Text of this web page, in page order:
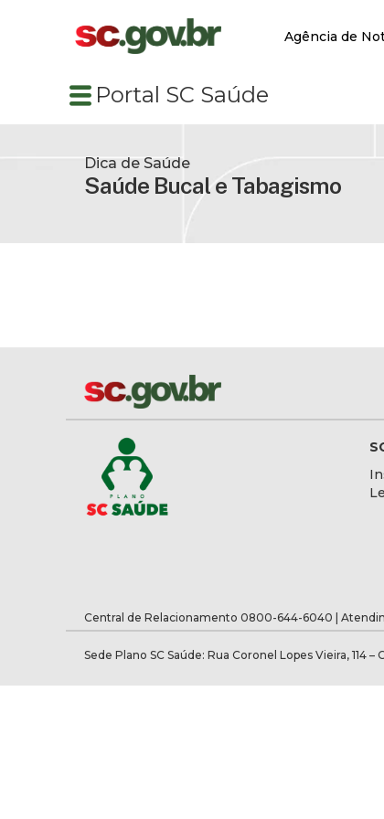
Agência de
Portal SC Saúde
Saúde Bucal e Tabagismo
Dica de Saúde
Central de Relacionamento 0800-644-6040 |
Sede Plano SC Saúde: Rua Coronel Lopes Vieira, 114